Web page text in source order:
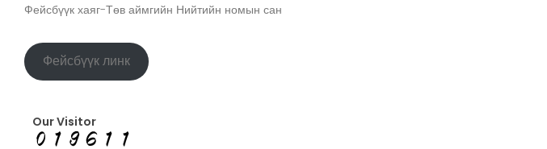
Фейсбүүк хаяг-Төв аймгийн Нийтийн номын сан
Фейсбүүк линк
Our Visitor